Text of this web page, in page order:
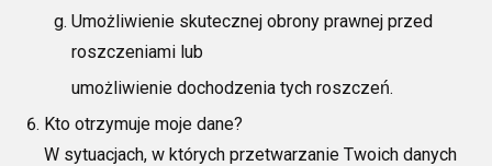
Umożliwienie skutecznej obrony prawnej przed
roszczeniami lub
umożliwienie dochodzenia tych roszczeń.
Kto otrzymuje moje dane?
W sytuacjach, w których przetwarzanie Twoich danych